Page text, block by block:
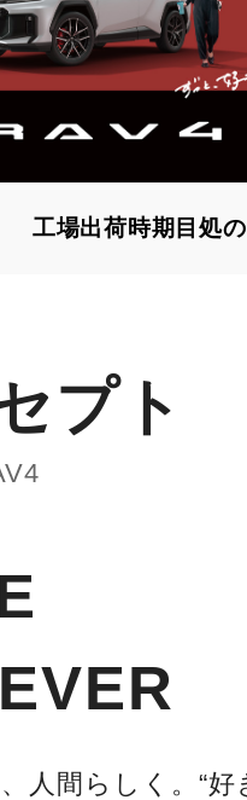
工場出荷時期目処
プト
人間らしく。“好